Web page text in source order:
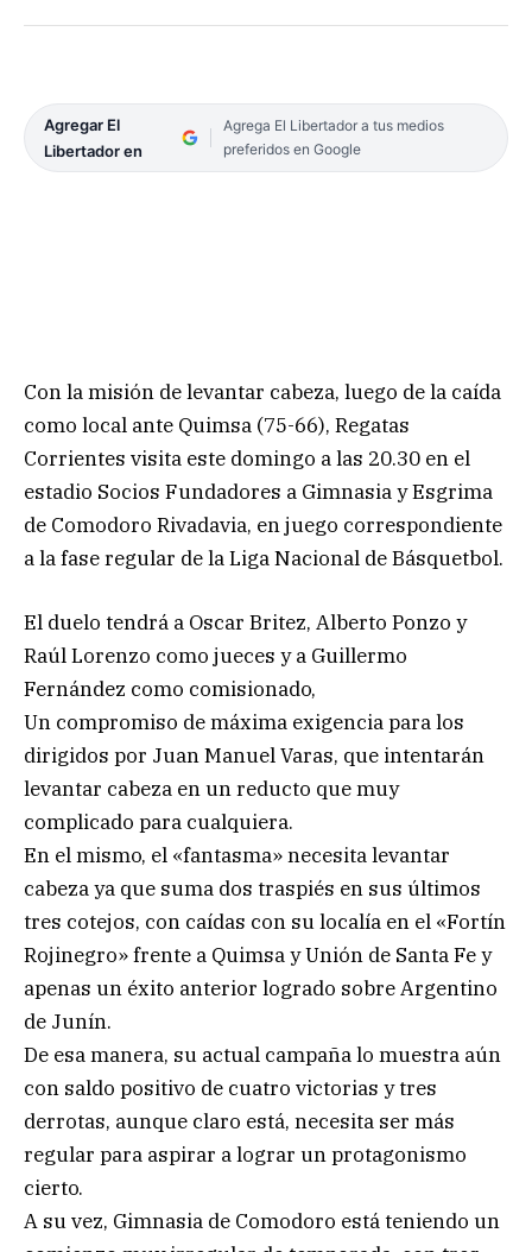
Agregar El
Libertador en
Agrega El Libertador a tus medios
preferidos en Google
Con la misión de levantar cabeza, luego de la caída
como local ante Quimsa (75-66), Regatas
Corrientes visita este domingo a las 20.30 en el
estadio Socios Fundadores a Gimnasia y Esgrima
de Comodoro Rivadavia, en juego correspondiente
a la fase regular de la Liga Nacional de Básquetbol.
El duelo tendrá a Oscar Britez, Alberto Ponzo y
Raúl Lorenzo como jueces y a Guillermo
Fernández como comisionado,
Un compromiso de máxima exigencia para los
dirigidos por Juan Manuel Varas, que intentarán
levantar cabeza en un reducto que muy
complicado para cualquiera.
En el mismo, el «fantasma» necesita levantar
cabeza ya que suma dos traspiés en sus últimos
tres cotejos, con caídas con su localía en el «Fortín
Rojinegro» frente a Quimsa y Unión de Santa Fe y
apenas un éxito anterior logrado sobre Argentino
de Junín.
De esa manera, su actual campaña lo muestra aún
con saldo positivo de cuatro victorias y tres
derrotas, aunque claro está, necesita ser más
regular para aspirar a lograr un protagonismo
cierto.
A su vez, Gimnasia de Comodoro está teniendo un